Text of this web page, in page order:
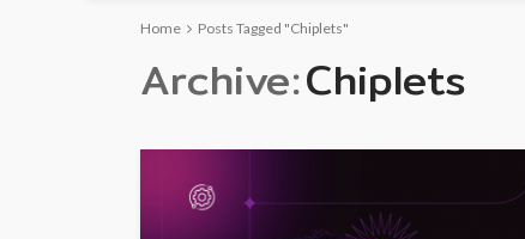
Home Posts Tagged "Chiplets"
Archive Chiplets